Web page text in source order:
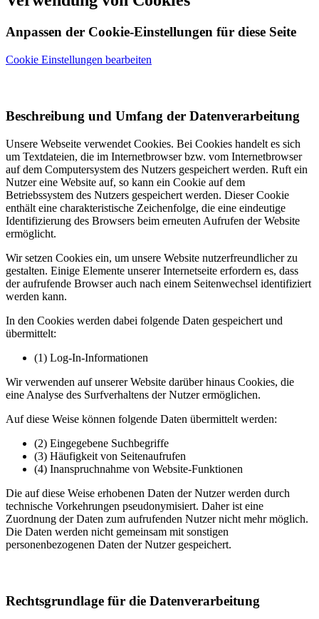
Anpassen der Cookie-Einstellungen für diese Seite
Cookie Einstellungen bearbeiten
Beschreibung und Umfang der Datenverarbeitung
Unsere Webseite verwendet Cookies. Bei Cookies handelt es sich
um Textdateien, die im Internetbrowser bzw. vom Internetbrowser
auf dem Computersystem des Nutzers gespeichert werden. Ruft ein
Nutzer eine Website auf, so kann ein Cookie auf dem
Betriebssystem des Nutzers gespeichert werden. Dieser Cookie
enthält eine charakteristische Zeichenfolge, die eine eindeutige
Identifizierung des Browsers beim erneuten Aufrufen der Website
ermöglicht.
Wir setzen Cookies ein, um unsere Website nutzerfreundlicher zu
gestalten. Einige Elemente unserer Internetseite erfordern es, dass
der aufrufende Browser auch nach einem Seitenwechsel identifiziert
werden kann.
In den Cookies werden dabei folgende Daten gespeichert und
übermittelt:
(1) Log-In-Informationen
Wir verwenden auf unserer Website darüber hinaus Cookies, die
eine Analyse des Surfverhaltens der Nutzer ermöglichen.
Auf diese Weise können folgende Daten übermittelt werden:
(2) Eingegebene Suchbegriffe
(3) Häufigkeit von Seitenaufrufen
(4) Inanspruchnahme von Website-Funktionen
Die auf diese Weise erhobenen Daten der Nutzer werden durch
technische Vorkehrungen pseudonymisiert. Daher ist eine
Zuordnung der Daten zum aufrufenden Nutzer nicht mehr möglich.
Die Daten werden nicht gemeinsam mit sonstigen
personenbezogenen Daten der Nutzer gespeichert.
Rechtsgrundlage für die Datenverarbeitung